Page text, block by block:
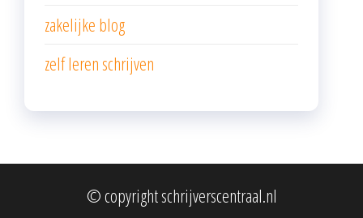
zakelijke blog
zelf leren schrijven
© copyright schrijverscentraal.nl